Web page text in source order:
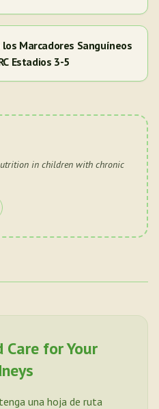
Marcadores Sanguíneos
Estadios 3-5
in children with chronic
Care for Your
una hoja de ruta